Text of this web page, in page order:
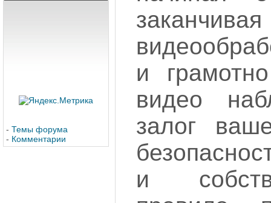
- Темы форума
- Комментарии
и
видео
залог
и